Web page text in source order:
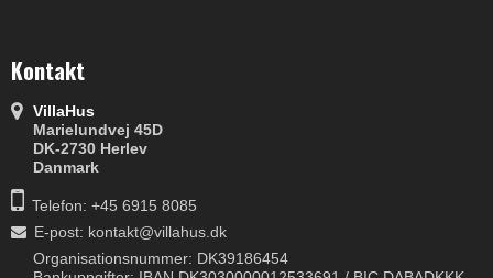
Kontakt
VillaHus
Marielundvej 45D
DK-2730 Herlev
Danmark
Telefon: +45 6915 8085
E-post: kontakt@villahus.dk
Organisationsnummer: DK39186454